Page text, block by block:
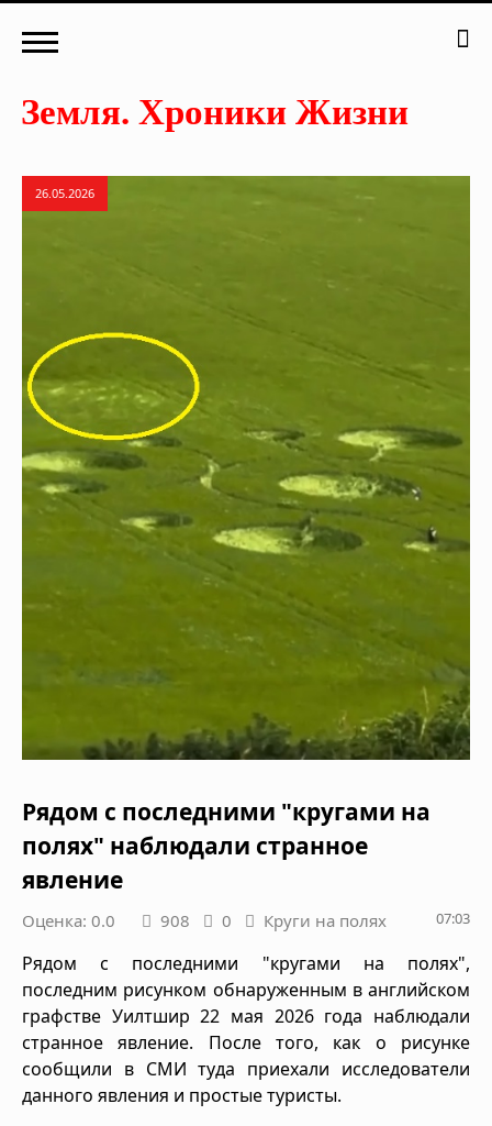
26.05.2026
Рядом с последними "кругами на
полях" наблюдали странное
явление
Оценка: 0.0 908 0 Круги на полях 07:03
Рядом с последними "кругами на полях",
последним рисунком обнаруженным в английском
графстве Уилтшир 22 мая 2026 года наблюдали
странное явление. После того, как о рисунке
сообщили в СМИ туда приехали исследователи
данного явления и простые туристы.